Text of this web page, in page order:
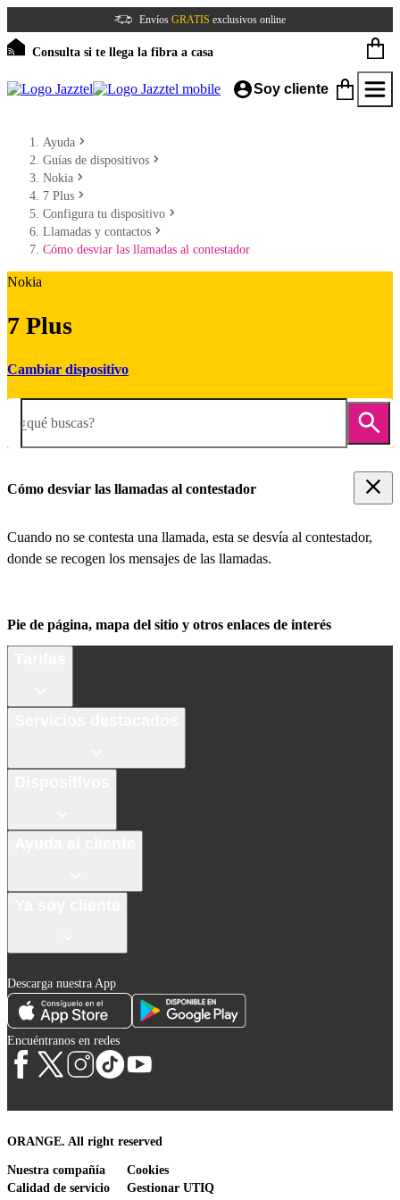
Envíos GRATIS exclusivos online
Consulta si te llega la fibra a casa
Soy cliente
Ayuda
Guías de dispositivos
Nokia
7 Plus
Configura tu dispositivo
Llamadas y contactos
Cómo desviar las llamadas al contestador
Nokia
7 Plus
Cambiar dispositivo
¿qué buscas?
Cómo desviar las llamadas al contestador
Cuando no se contesta una llamada, esta se desvía al contestador,
donde se recogen los mensajes de las llamadas.
Pie de página, mapa del sitio y otros enlaces de interés
Descarga nuestra App
Encuéntranos en redes
ORANGE. All right reserved
Nuestra compañía
Calidad de servicio
Cookies
Gestionar UTIQ